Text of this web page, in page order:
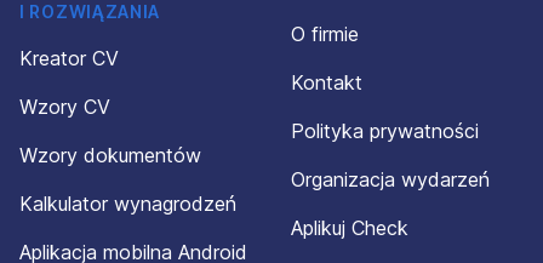
I ROZWIĄZANIA
Kreator CV
Wzory CV
Wzory dokumentów
Kalkulator wynagrodzeń
Aplikacja mobilna Android
O firmie
Kontakt
Polityka prywatności
Organizacja wydarzeń
Aplikuj Check